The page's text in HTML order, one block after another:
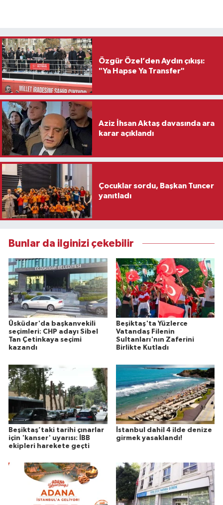
Özgür Özel’den Aydın çıkışı:
"Ya Hapse Ya Transfer"
Aziz İhsan Aktaş davasında ara
karar açıklandı
Çocuklar sordu, Başkan Tuncer
yanıtladı
Bunlar da ilginizi çekebilir
Üsküdar'da başkanvekili
seçimleri: CHP adayı Sibel
Tan Çetinkaya seçimi
kazandı
Beşiktaş'ta Yüzlerce
Vatandaş Filenin
Sultanları'nın Zaferini
Birlikte Kutladı
Beşiktaş’taki tarihi çınarlar
için 'kanser' uyarısı: İBB
ekipleri harekete geçti
İstanbul dahil 4 ilde denize
girmek yasaklandı!